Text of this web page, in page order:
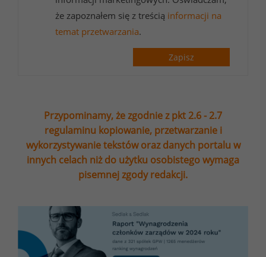
że zapoznałem się z treścią informacji na
temat przetwarzania.
Zapisz
Przypominamy, że zgodnie z pkt 2.6 - 2.7
regulaminu kopiowanie, przetwarzanie i
wykorzystywanie tekstów oraz danych portalu w
innych celach niż do użytku osobistego wymaga
pisemnej zgody redakcji.